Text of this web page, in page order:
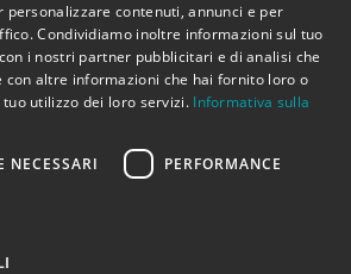
è una trappola e restare
impossibile. Uno spettacolo
il caos per chiedere, senza
salva la meraviglia quando il
a diventare adulti?
da 8 anni in su
ITALIAN
ENGLISH
personalizzare contenuti, annunci e per
Condividiamo inoltre informazioni sul tuo
i nostri partner pubblicitari e di analisi che
con altre informazioni che hai fornito loro o
utilizzo dei loro servizi. Informativa sulla
NECESSARI
PERFORMANCE